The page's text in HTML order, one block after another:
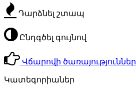
Դարձնել շտապ
Ընդգծել գույնով
Վճարովի ծառայություններ
Կատեգորիաներ